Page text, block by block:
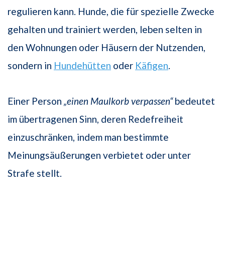
regulieren kann. Hunde, die für spezielle Zwecke
gehalten und trainiert werden, leben selten in
den Wohnungen oder Häusern der Nutzenden,
sondern in Hundehütten oder Käfigen.
Einer Person „einen Maulkorb verpassen“bedeutet
im übertragenen Sinn, deren Redefreiheit
einzuschränken, indem man bestimmte
Meinungsäußerungen verbietet oder unter
Strafe stellt.